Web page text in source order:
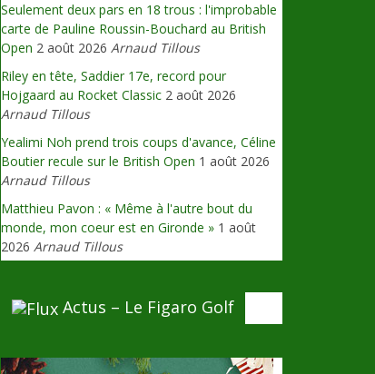
Seulement deux pars en 18 trous : l'improbable
carte de Pauline Roussin-Bouchard au British
Open 2 août 2026 Arnaud Tillous
Riley en tête, Saddier 17e, record pour
Hojgaard au Rocket Classic 2 août 2026
Arnaud Tillous
Yealimi Noh prend trois coups d'avance, Céline
Boutier recule sur le British Open 1 août 2026
Arnaud Tillous
Matthieu Pavon : « Même à l'autre bout du
monde, mon coeur est en Gironde » 1 août
2026 Arnaud Tillous
Actus – Le Figaro Golf